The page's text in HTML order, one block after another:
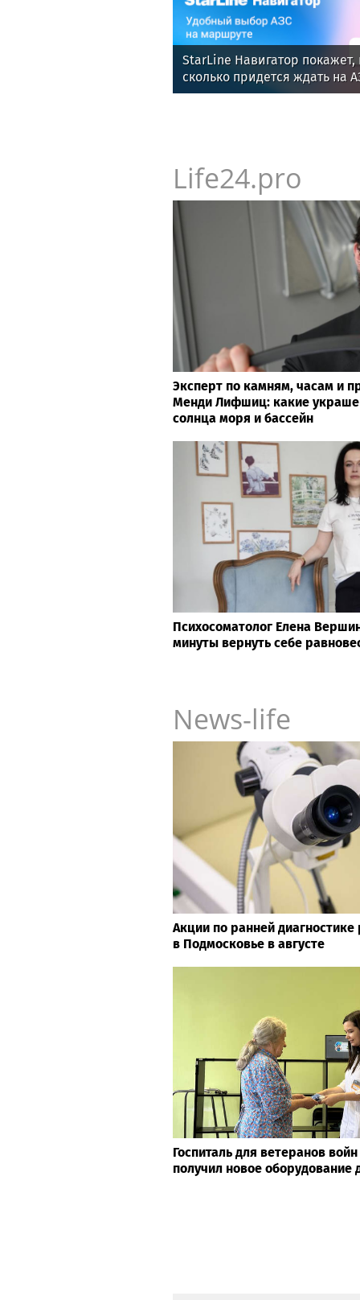
StarLine Навигатор покажет,
сколько придется ждать на
Life24.pro
Эксперт по камням, часам и
Менди Лифшиц: какие
солнца моря и бассейн
Психосоматолог Елена
минуты вернуть себе
News-life
Акции по ранней
в Подмосковье в августе
Госпиталь для ветеранов
получил новое оборудование